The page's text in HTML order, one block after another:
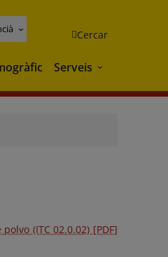
Cercar
Serveis Serveis
(ITC 02.0.02) [PDF]